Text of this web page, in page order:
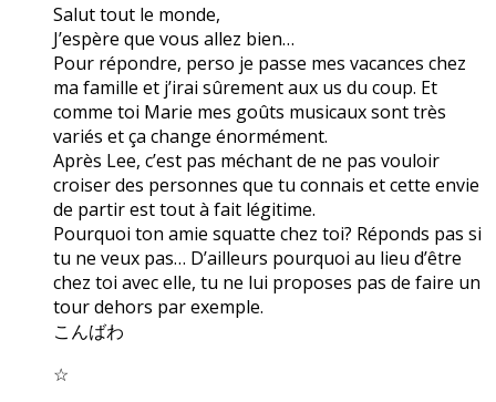
Salut tout le monde,
J’espère que vous allez bien…
Pour répondre, perso je passe mes vacances chez
ma famille et j’irai sûrement aux us du coup. Et
comme toi Marie mes goûts musicaux sont très
variés et ça change énormément.
Après Lee, c’est pas méchant de ne pas vouloir
croiser des personnes que tu connais et cette envie
de partir est tout à fait légitime.
Pourquoi ton amie squatte chez toi? Réponds pas si
tu ne veux pas… D’ailleurs pourquoi au lieu d’être
chez toi avec elle, tu ne lui proposes pas de faire un
tour dehors par exemple.
こんばわ
☆